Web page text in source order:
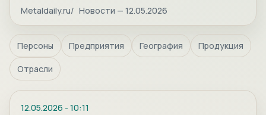
Metaldaily.ru Новости — 12.05.2026
Персоны Предприятия География Продукция
Отрасли
12.05.2026 - 10:11